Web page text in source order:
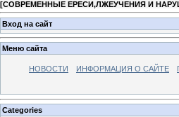
[СОВРЕМЕННЫЕ ЕРЕСИ,ЛЖЕУЧЕНИЯ И
Вход на сайт
Меню сайта
НОВОСТИ ИНФОРМАЦИЯ О САЙТЕ
Categories